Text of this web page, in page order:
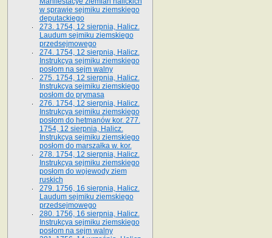
w sprawie sejmiku ziemskiego
deputackiego
273. 1754, 12 sierpnia, Halicz.
Laudum sejmiku ziemskiego
przedsejmowego
274. 1754, 12 sierpnia, Halicz.
Instrukcya sejmiku ziemskiego
posłom na sejm walny
275. 1754, 12 sierpnia, Halicz.
Instrukcya sejmiku ziemskiego
posłom do prymasa
276. 1754, 12 sierpnia, Halicz.
Instrukcya sejmiku ziemskiego
posłom do hetmanów kor. 277.
1754, 12 sierpnia, Halicz.
Instrukcya sejmiku ziemskiego
posłom do marszałka w. kor.
278. 1754, 12 sierpnia, Halicz.
Instrukcya sejmiku ziemskiego
posłom do wojewody ziem
ruskich
279. 1756, 16 sierpnia, Halicz.
Laudum sejmiku ziemskiego
przedsejmowego
280. 1756, 16 sierpnia, Halicz.
Instrukcya sejmiku ziemskiego
posłom na sejm walny